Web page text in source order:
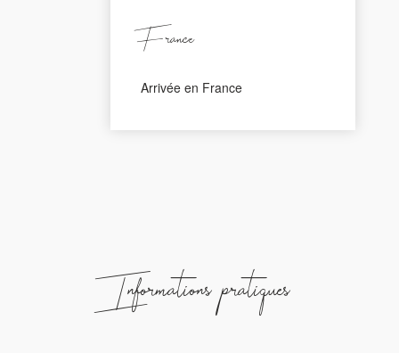
France
Arrivée en France
Informations pratiques